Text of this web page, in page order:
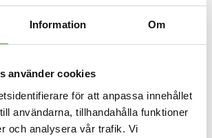
Information Om
använder cookies
för att anpassa innehållet
användarna, tillhandahålla funktioner
och analysera vår trafik. Vi